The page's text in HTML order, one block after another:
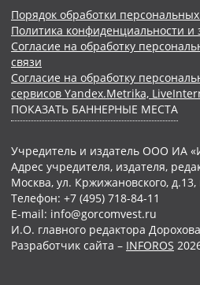
Порядок обработки
Политика конфиденциальности
Согласие на обработку
связи
Согласие на обработку
сервисов Yandex.Metrika,
ПОКАЗАТЬ БАННЕРНЫЕ МЕСТА
Учредитель и издатель ООО ИА
Адрес учредителя, издателя,
Москва, ул. Кржижановского, д.13,
Телефон: +7 (495) 718-84-11
E-mail: info@gorcomvest.ru
И.О. главного редактора
Разработчик сайта – INFOROS